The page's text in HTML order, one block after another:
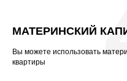
МАТЕРИНСКИЙ
Вы можете использовать
квартиры